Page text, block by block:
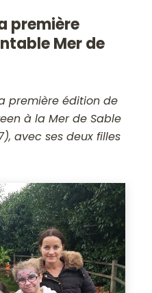
première
Mer de
première édition de
à la Mer de Sable
avec ses deux filles